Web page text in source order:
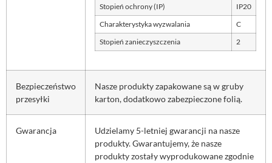
Stopień ochrony (IP) IP20
Charakterystyka wyzwalania C
Stopień zanieczyszczenia 2
Bezpieczeństwo
przesyłki
Nasze produkty zapakowane są w gruby
karton, dodatkowo zabezpieczone folią.
Gwarancja
Udzielamy 5-letniej gwarancji na nasze
produkty. Gwarantujemy, że nasze
produkty zostały wyprodukowane zgodnie